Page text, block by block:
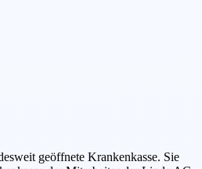
geöffnete Krankenkasse. Sie